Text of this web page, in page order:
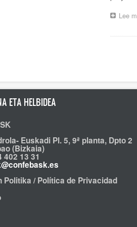
Lee
ETA HELBIDEA
Euskadi Pl. 5, 9ª planta, Dpto 2
(Bizkaia)
402 13 31
Politika / Política de Privacidad